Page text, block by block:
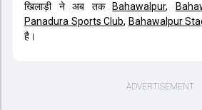
खिलाड़ी ने अब तक
Bahawalpur,
Panadura Sports Club, Bahawalpur
है।